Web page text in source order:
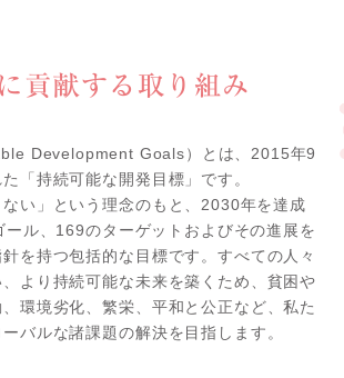
貢献する取り組み
Development Goals）とは、2015年9
「持続可能な開発目標」です。
ない」という理念のもと、2030年を達成
ル、169のターゲットおよびその進展を
を持つ包括的な目標です。すべての人々
より持続可能な未来を築くため、貧困や
環境劣化、繁栄、平和と公正など、私た
バルな諸課題の解決を目指します。